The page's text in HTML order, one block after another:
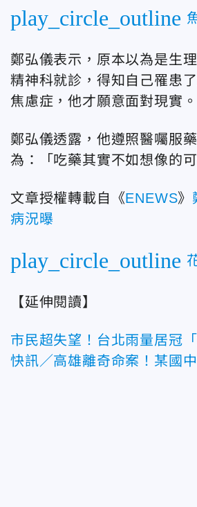
play_circle_outline
鄭弘儀表示，原本以為是生
精神科就診，得知自己罹患
焦慮症，他才願意面對現實。
鄭弘儀透露，他遵照醫囑服
為：「吃藥其實不如想像的
文章授權轉載自《ENEWS》
病況曝
play_circle_outline
【延伸閱讀】
市民超失望！台北雨量居冠
快訊／高雄離奇命案！某國